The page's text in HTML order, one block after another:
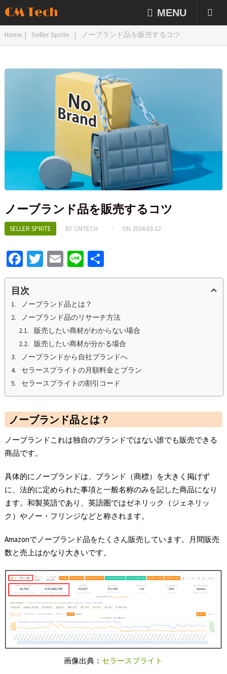
CM Tech MENU
Home | Seller Sprite | ノーブランド品を販売するコツ
ノーブランド品を販売するコツ
SELLER SPRITE BY CMTECH ON 2024-03-12
Fa
ce
b
o
o
k
T
wi
er
E
m
l
Li
n
S
h
目次
ノーブランド品とは？
ノーブランド品のリサーチ方法
販売したい商材がわからない場合
販売したい商材が分かる場合
ノーブランドから自社ブランドへ
セラースプライトの月額料金とプラン
セラースプライトの割引コード
ノーブランド品とは？
ノーブランドこれは独自のブランドではない誰でも販売できる
商品です。
具体的にノーブランドは、ブランド（商標）を大きく掲げず
に、法的に定められた事項と一般名称のみを記した商品になり
ます。和製英語であり、英語圏ではゼネリック（ジェネリッ
ク）やノー・フリンジなどと称されます。
Amazonでノーブランド品をたくさん販売しています。月間販売
数と売上はかなり大きいです。
画像出典： セラースプライト